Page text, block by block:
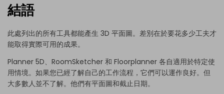
結語
此處列出的所有工具都能產生 3D 平面圖。差別在於要花多少工夫才
能取得實際可用的成果。
Planner 5D、RoomSketcher 和 Floorplanner 各自適用於特定使
用情境。如果您已經了解自己的工作流程，它們可以運作良好。但
大多數人並不了解。他們有平面圖和截止日期。